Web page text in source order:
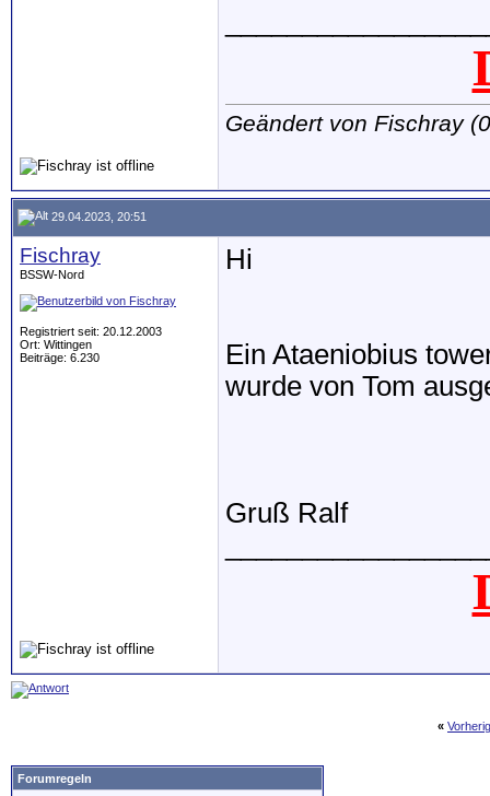
Geändert von Fischray
29.04.2023, 20:51
Fischray
BSSW-Nord
Registriert seit: 20.12.2003
Ort: Wittingen
Beiträge: 6.230
Hi
Ein Ataeniobius
wurde von Tom
Gruß Ralf
«
Forumregeln